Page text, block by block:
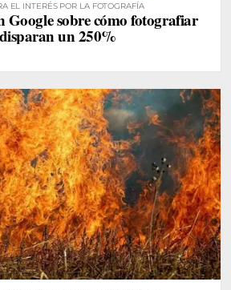
EL INTERÉS POR LA FOTOGRAFÍA
Google sobre cómo fotografiar
un 250%